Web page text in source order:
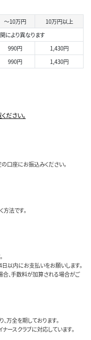
～10万円
10万円以上
により異なります
990円
1,430円
990円 1,430円
ださい。
口座にお振込みください。
法です。
以内にお支払いをお願いします。
、手数料が加算される場合がご
万全を期しております。
ナースクラブに対応しています。